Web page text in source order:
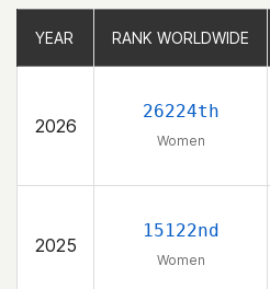
YEAR RANK WORLDWIDE
2026
26224th
Women
2025
15122nd
Women
YEAR RANK WORLDWIDE